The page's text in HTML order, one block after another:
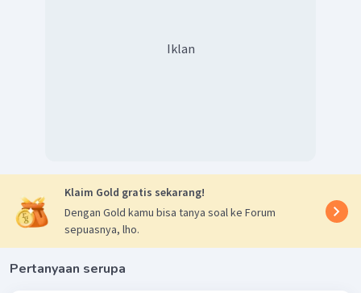
Iklan
Klaim Gold gratis sekarang!
Dengan Gold kamu bisa tanya soal ke Forum
sepuasnya, lho.
Pertanyaan serupa